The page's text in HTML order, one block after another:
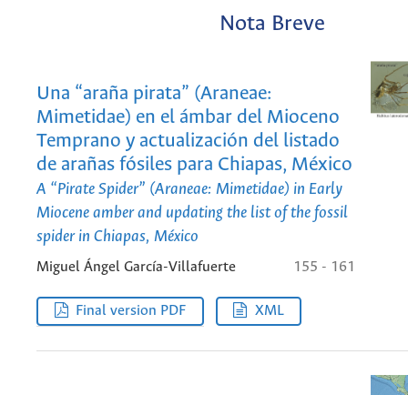
Nota Breve
Una “araña pirata” (Araneae:
Mimetidae) en el ámbar del Mioceno
Temprano y actualización del listado
de arañas fósiles para Chiapas, México
A “Pirate Spider” (Araneae: Mimetidae) in Early
Miocene amber and updating the list of the fossil
spider in Chiapas, México
Miguel Ángel García-Villafuerte 155 - 161
Final version PDF XML